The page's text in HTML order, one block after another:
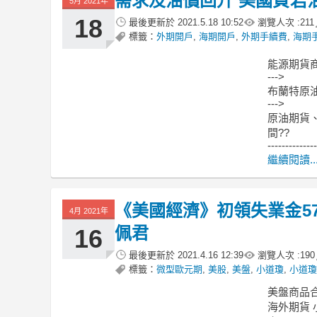
18 最後更新於 2021.5.18 10:52 瀏覽人次 :211
標籤： 外期開戶 海期開戶 外期手續費 海期
能源期貨
--->
布蘭特原
--->
原油期貨
間??
繼續閱讀
4月 2021年
16
《美國經濟》初領失業金
佩君
最後更新於 2021.4.16 12:39 瀏覽人次 :190
標籤： 微型歐元期 美股 美盤 小道瓊 小道
美盤商品
海外期貨